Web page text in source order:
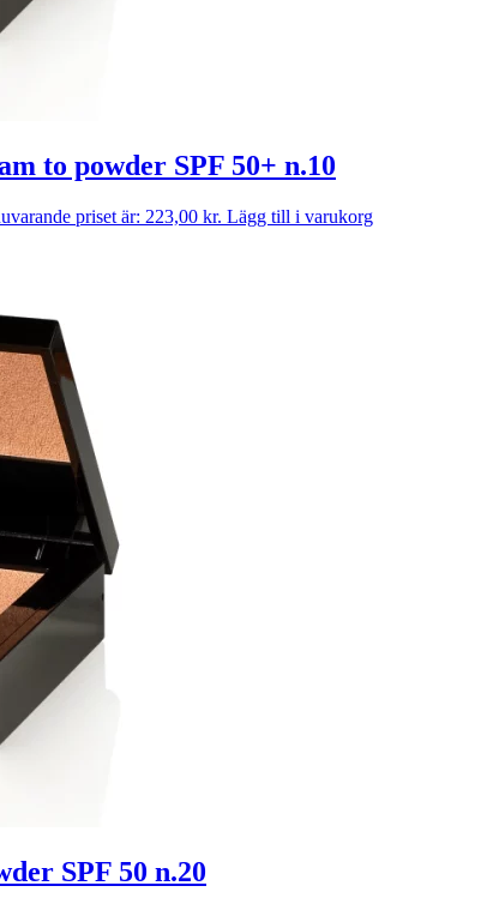
to powder SPF 50+ n.10
priset är: 223,00 kr. Lägg till i varukorg
SPF 50 n.20